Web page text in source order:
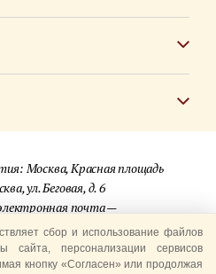
Москва, Красная площадь
ул. Беговая, д. 6
почта —
фестиваля «Спасская башня»
сбор и использование файлов
сайта, персонализации сервисов
кнопку «Согласен» или продолжая